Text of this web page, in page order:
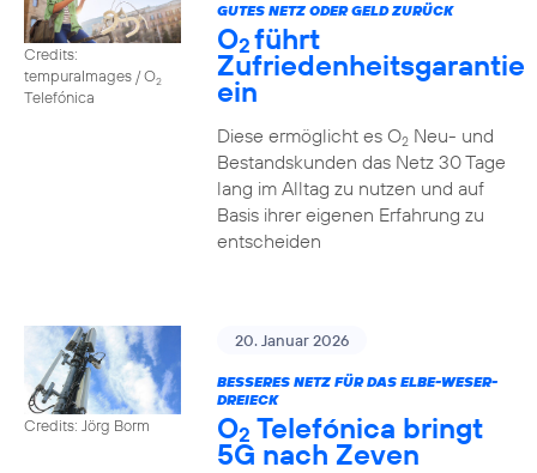
Credits:
tempuraImages / O2
Telefónica
GUTES NETZ ODER GELD ZURÜCK
O2führt
Zufriedenheitsgarantie
ein
Diese ermöglicht es O2Neu- und
Bestandskunden das Netz 30 Tage
lang im Alltag zu nutzen und auf
Basis ihrer eigenen Erfahrung zu
entscheiden
Credits: Jörg Borm
20. Januar 2026
BESSERES NETZ FÜR DAS ELBE-WESER-
DREIECK
O2 Telefónica bringt
5G nach Zeven